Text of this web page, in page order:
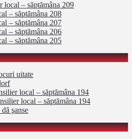
local – săptămâna 209
– săptămâna 208
– săptămâna 207
– săptămâna 206
– săptămâna 205
uitate
local – săptămâna 194
local – săptămâna 194
şanse